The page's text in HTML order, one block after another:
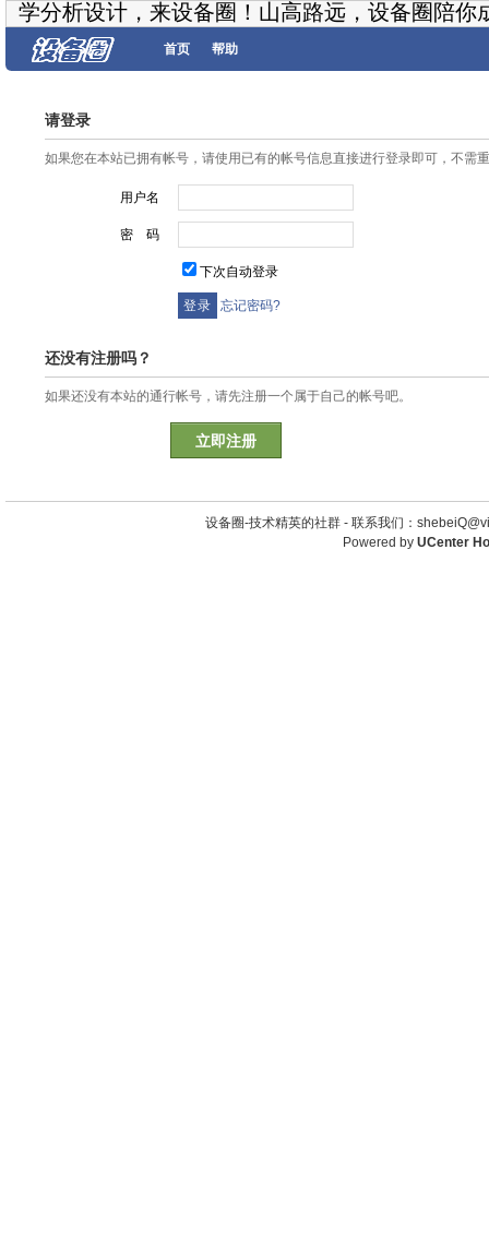
学分析设计，来设备圈！山高路远，设备圈陪你
首页 帮助
请登录
如果您在本站已拥有帐号，请使用已有的帐号信息直接进行登录即可，不需
用户名
密 码
下次自动登录
忘记密码?
还没有注册吗？
如果还没有本站的通行帐号，请先注册一个属于自己的帐号吧。
立即注册
设备圈-技术精英的社群 - 联系我们：
Powered by UCenter